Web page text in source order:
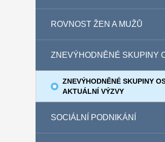
ROVNOST ŽEN A MUŽŮ
ZNEVÝHODNĚNÉ SKUPINY
ZNEVÝHODNĚNÉ SKUPINY
AKTUÁLNÍ VÝZVY
SOCIÁLNÍ PODNIKÁNÍ